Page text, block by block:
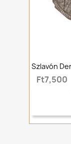
Szlavón
Ft7,500